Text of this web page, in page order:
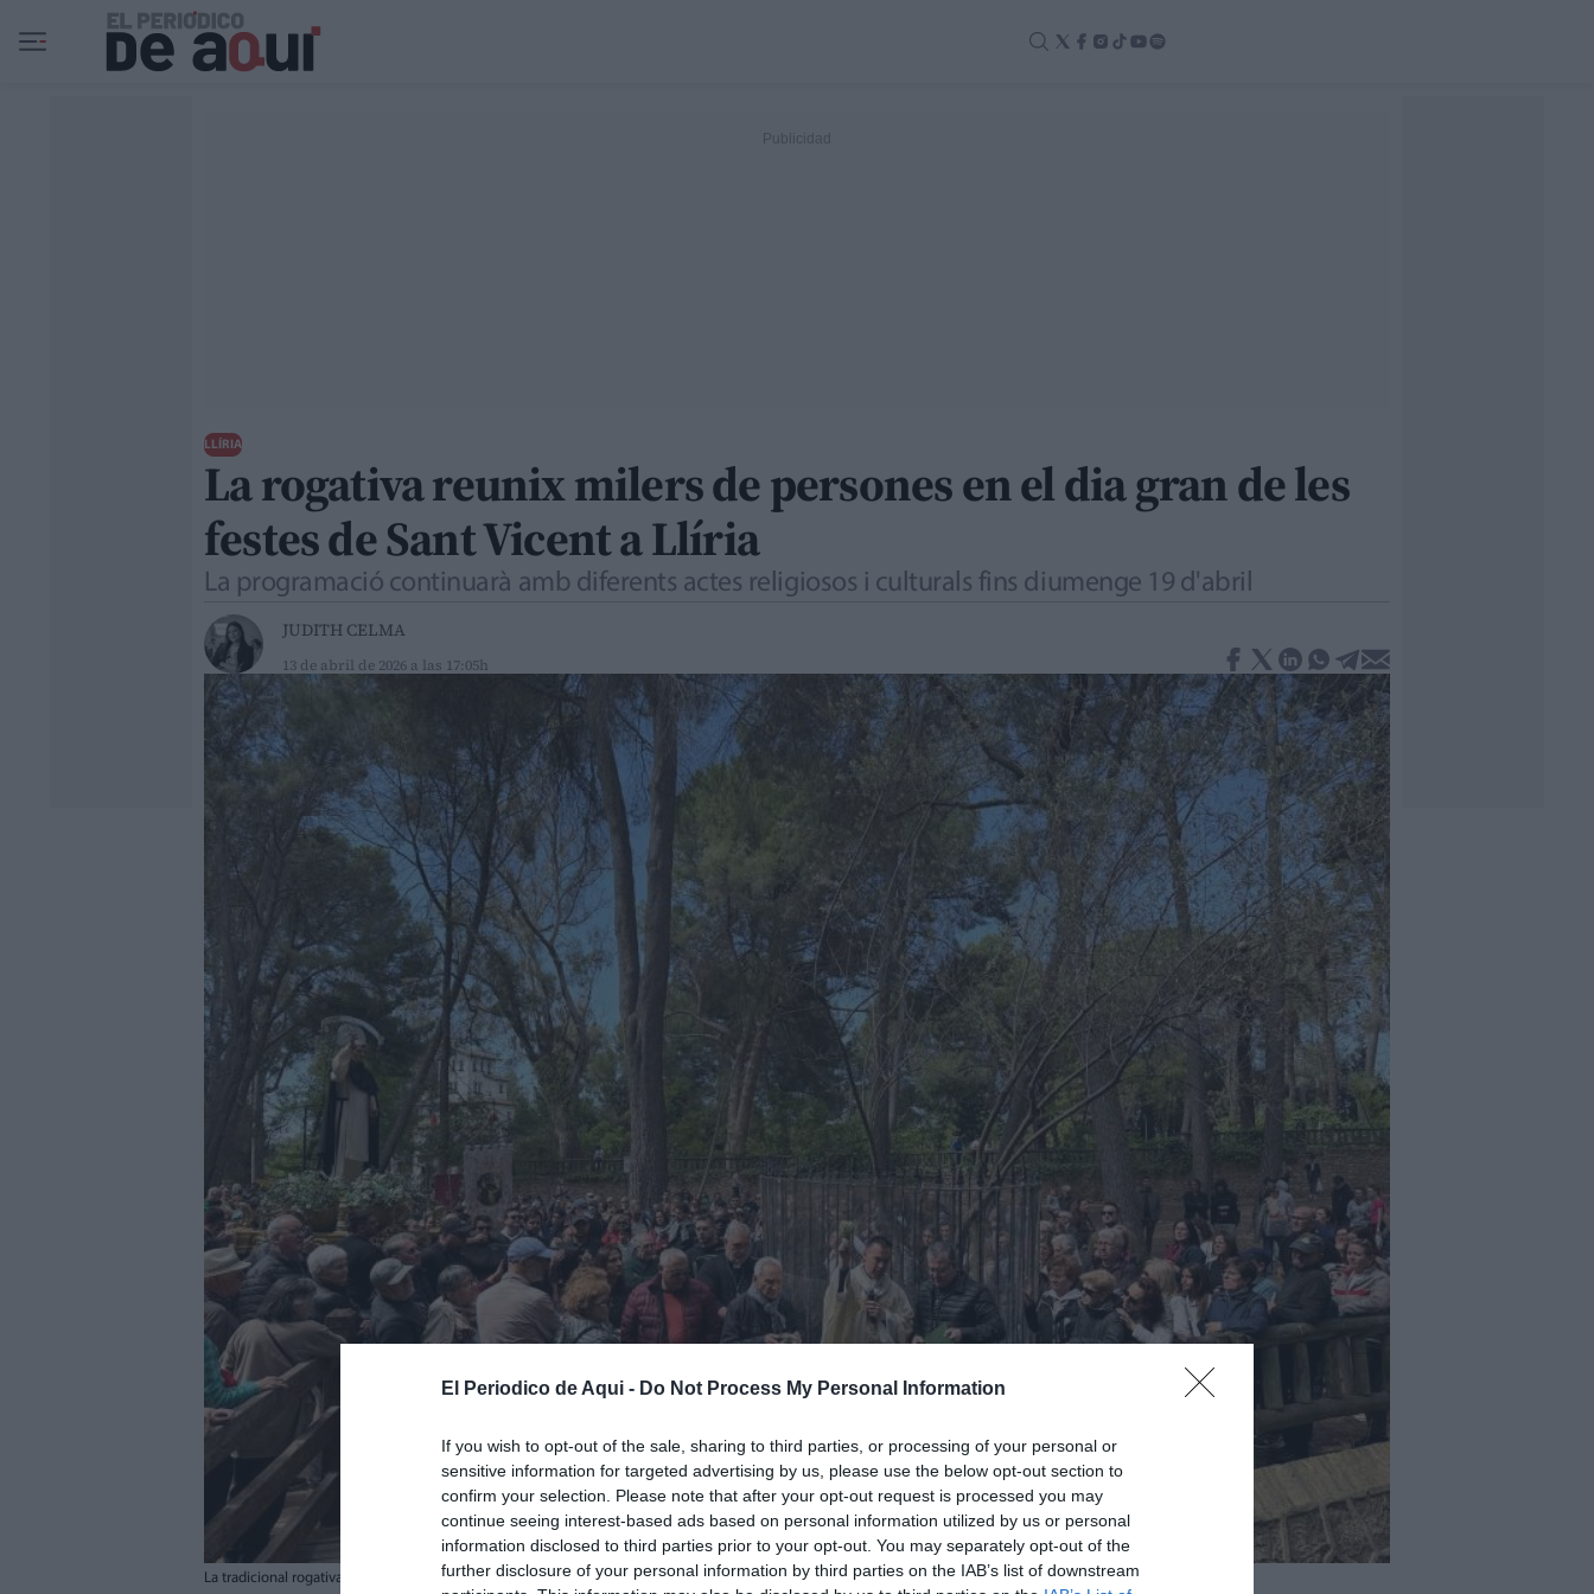
El Periodico de Aqui - Do Not Process My Personal Information
If you wish to opt-out of the sale, sharing to third parties, or processing of your personal or
sensitive information for targeted advertising by us, please use the below opt-out section to
confirm your selection. Please note that after your opt-out request is processed you may
continue seeing interest-based ads based on personal information utilized by us or personal
information disclosed to third parties prior to your opt-out. You may separately opt-out of the
further disclosure of your personal information by third parties on the IAB’s list of downstream
Ir al contenido principal
LLÍRIA
La rogativa reunix milers de persones en el dia gran de les
festes de Sant Vicent a Llíria
La programació continuarà amb diferents actes religiosos i culturals fins diumenge 19 d'abril
JUDITH CELMA
13 de abril de 2026 a las 17:05h
La tradicional rogativa al Parc de San Vicent de Llíria. /EPDA